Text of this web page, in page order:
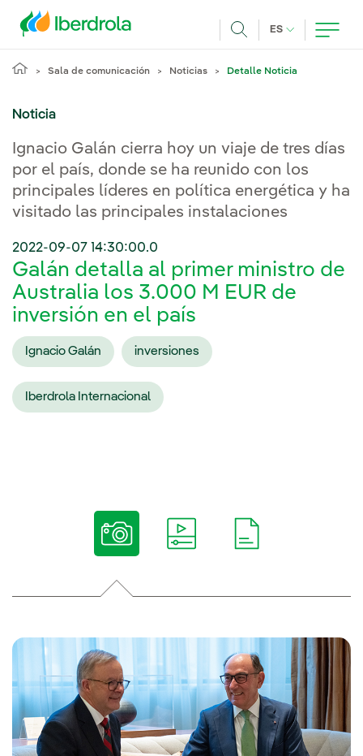
ES IDIOMA
Sala de comunicación Noticias Detalle Noticia
Noticia
Ignacio Galán cierra hoy un viaje de tres días
por el país, donde se ha reunido con los
principales líderes en política energética y ha
visitado las principales instalaciones
2022-09-07 14:30:00.0
Galán detalla al primer ministro de
Australia los 3.000 M EUR de
inversión en el país
Ignacio Galán inversiones
Iberdrola Internacional